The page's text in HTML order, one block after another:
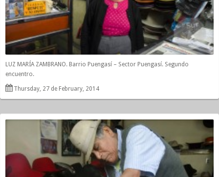
LUZ MARÍA ZAMBRANO. Barrio Puengasí – Sector Puengasí. Segundo
encuentro.
Thursday, 27 de February, 2014